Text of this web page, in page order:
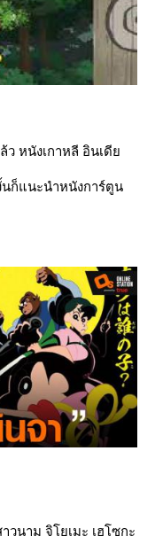
ว หนังเกาหลี อินเดี
ก็แนะนำหนังการ์ตูน
วนาม จิโยเมะ เฮโซกะ